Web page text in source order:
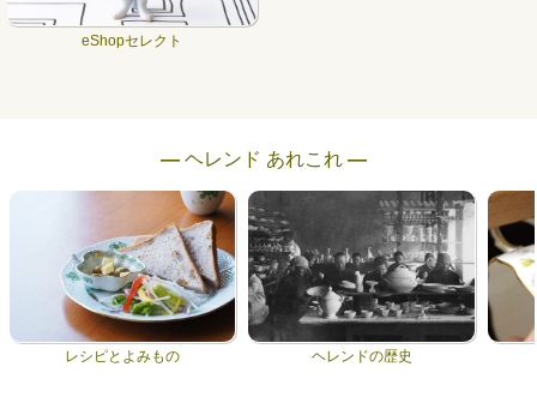
eShopセレクト
― ヘレンド あれこれ ―
レシピとよみもの ヘレンドの歴史